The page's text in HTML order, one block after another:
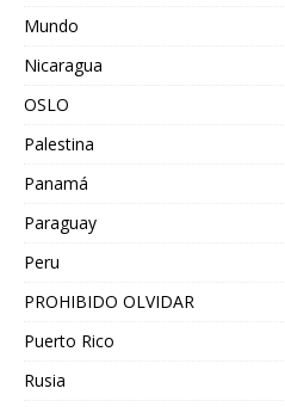
Mundo
Nicaragua
OSLO
Palestina
Panamá
Paraguay
Peru
PROHIBIDO OLVIDAR
Puerto Rico
Rusia